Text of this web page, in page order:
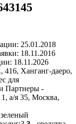
25.01.2018
18.11.2016
18.11.2026
Ханганг-даеро,
для
Партнеры -
а/я 35, Москва,
зеленый